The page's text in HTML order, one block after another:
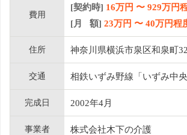
費用
[契約時] 16万円 〜 929万円
[月 額] 23万円 〜 40万円程
住所 神奈川県横浜市泉区和泉町
交通 相鉄いずみ野線「いずみ中
完成日 2002年4月
事業者 株式会社木下の介護